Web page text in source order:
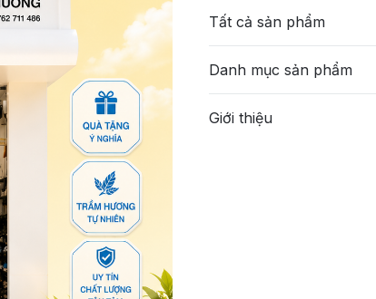
Tất cả sản phẩm
Danh mục sản phẩm
Giới thiệu